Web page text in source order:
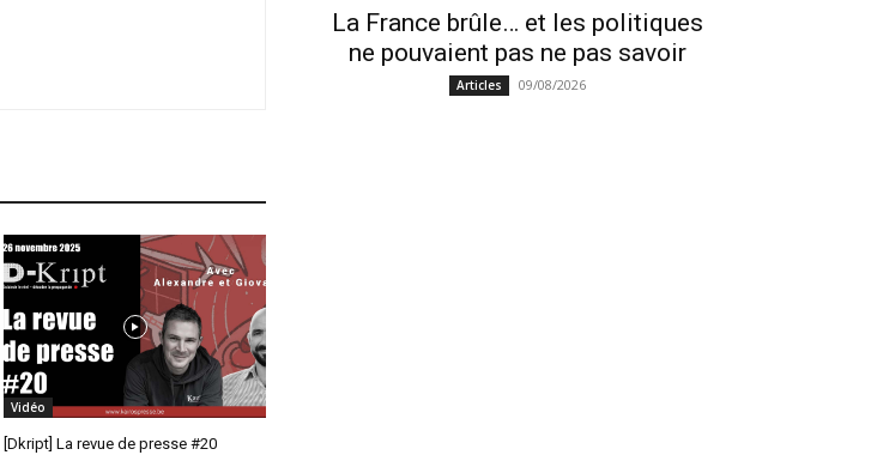
Vidéo
[Dkript] La revue de presse #20
La France brûle… et les politiques
ne pouvaient pas ne pas savoir
Articles 09/08/2026